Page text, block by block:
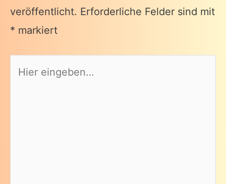
veröffentlicht. Erforderliche Felder sind mit
* markiert
eingeben…